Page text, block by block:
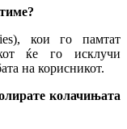
кои го памтат
ќе го исклучи
на корисникот.
колачињата